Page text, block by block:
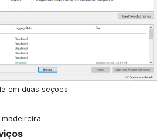
em duas seções: